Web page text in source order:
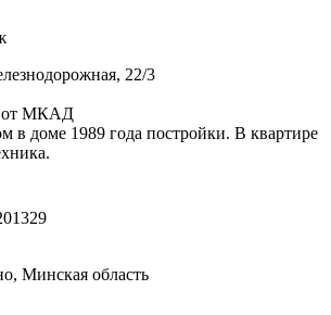
22/3
от МКАД
в доме 1989 года постройки. В квартире
Минская область